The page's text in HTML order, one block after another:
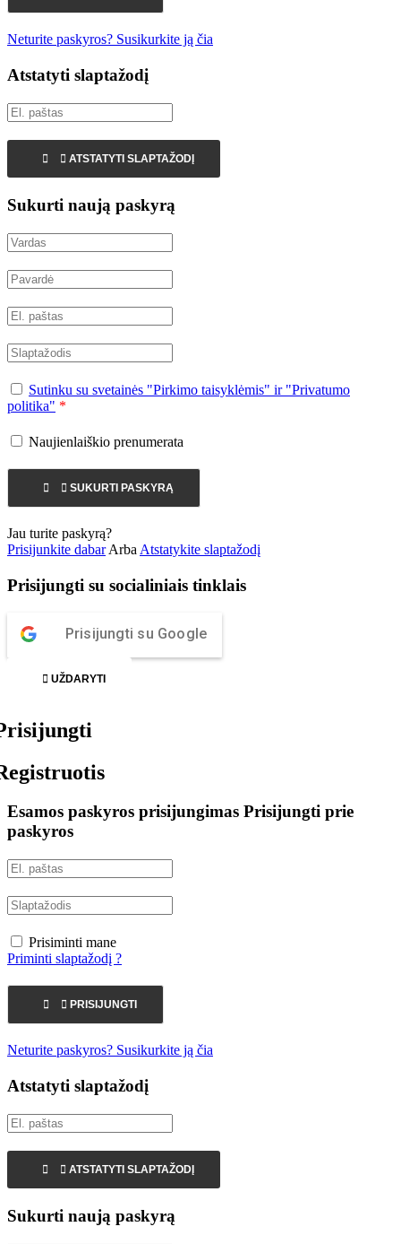
Neturite paskyros? Susikurkite ją čia
Atstatyti slaptažodį
  ATSTATYTI SLAPTAŽODĮ
Sukurti naują paskyrą
Sutinku su svetainės "Pirkimo taisyklėmis" ir "Privatumo
politika" *
Naujienlaiškio prenumerata
  SUKURTI PASKYRĄ
Jau turite paskyrą?
Prisijunkite dabarArba Atstatykite slaptažodį
Prisijungti su socialiniais tinklais
Prisijungti su Google
 UŽDARYTI
Esamos paskyros prisijungimas Prisijungti prie
paskyros
Prisiminti mane
Priminti slaptažodį ?
  PRISIJUNGTI
Neturite paskyros? Susikurkite ją čia
Atstatyti slaptažodį
  ATSTATYTI SLAPTAŽODĮ
Sukurti naują paskyrą